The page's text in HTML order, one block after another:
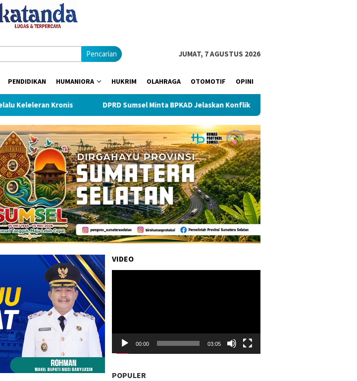
Pencarian JUMAT, 7 AGUSTUS 2026
PENDIDIKAN HUMANIORA HUKRIM OLAHRAGA OTOMOTIF OPINI
Kronis DPRD Sumsel Minta BPKAD Jelaskan Konflik Kepemilikan Aset Seluas 2,9 Hektare
VIDEO
00:00 03:05
POPULER